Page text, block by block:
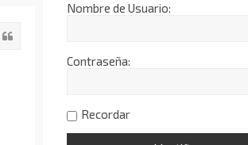
Nombre de Usuario:
Contraseña:
Recordar